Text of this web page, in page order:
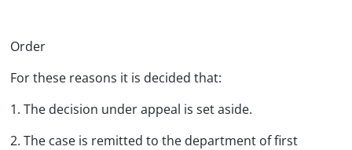
Order
For these reasons it is decided that:
1. The decision under appeal is set aside.
2. The case is remitted to the department of first